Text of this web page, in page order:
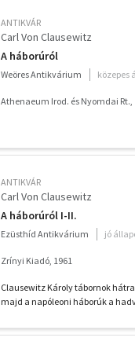
ANTIKVÁR
Carl Von Clausewitz
A háborúról
Weöres Antikvárium közepes
Athenaeum Irod. és Nyomdai Rt.,
ANTIKVÁR
Carl Von Clausewitz
A háborúról I-II.
Ezüsthíd Antikvárium jó
Zrínyi Kiadó, 1961
Clausewitz Károly tábornok
majd a napóleoni háborúk a